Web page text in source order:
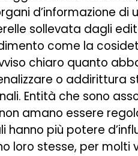
d’informazione di
sollevata dagli
come la
chiaro quanto
o
Entità che sono
amano essere
più potere
loro stesse, per molti